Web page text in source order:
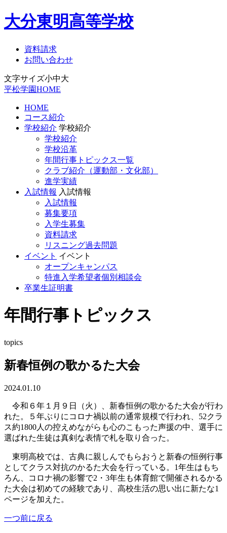
大分東明高等学校
資料請求
お問い合わせ
文字サイズ小中大
平松学園HOME
HOME
コース紹介
学校紹介 学校紹介
学校紹介
学校沿革
年間行事トピックス一覧
クラブ紹介（運動部・文化部）
進学実績
入試情報 入試情報
入試情報
募集要項
入学生募集
資料請求
リスニング過去問題
イベント イベント
オープンキャンパス
特進入学希望者個別相談会
卒業生証明書
年間行事トピックス
topics
新春恒例の歌かるた大会
2024.01.10
令和６年１月９日（火）、新春恒例の歌かるた大会が行わ
れた。５年ぶりにコロナ禍以前の通常規模で行われ、52クラ
ス約1800人の控えめながらも心のこもった声援の中、選手に
選ばれた生徒は真剣な表情で札を取り合った。
東明高校では、古典に親しんでもらおうと新春の恒例行事
としてクラス対抗のかるた大会を行っている。1年生はもち
ろん、コロナ禍の影響で2・3年生も体育館で開催されるかる
た大会は初めての経験であり、高校生活の思い出に新たな1
ページを加えた。
一つ前に戻る